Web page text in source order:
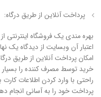
پرداخت آنلاین از طریق درگاه:
بهره مندی یک فروشگاه اینترنتی
اعتبار آن وبسایت از دیدگاه یک
امکان پرداخت آنلاین از طریق
خرید توسط مصرف کننده را
راحتی با وارد کردن اطلاعات
پرداخت خود را به آسانی انجام